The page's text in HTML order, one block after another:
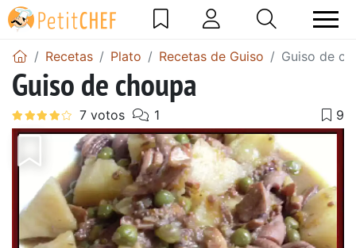
Recetas Plato Recetas de Guiso Guiso de
Guiso de choupa